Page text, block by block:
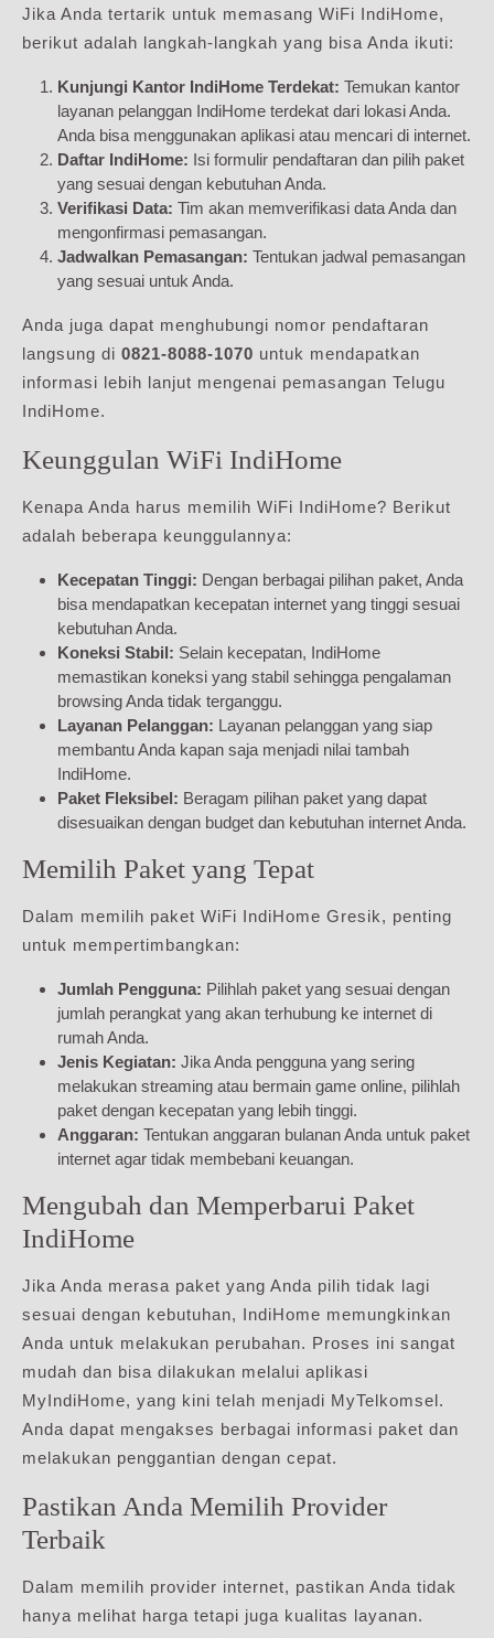
Jika Anda tertarik untuk memasang WiFi IndiHome,
berikut adalah langkah-langkah yang bisa Anda ikuti:
Kunjungi Kantor IndiHome Terdekat: Temukan kantor
layanan pelanggan IndiHome terdekat dari lokasi Anda.
Anda bisa menggunakan aplikasi atau mencari di internet.
Daftar IndiHome: Isi formulir pendaftaran dan pilih paket
yang sesuai dengan kebutuhan Anda.
Verifikasi Data: Tim akan memverifikasi data Anda dan
mengonfirmasi pemasangan.
Jadwalkan Pemasangan: Tentukan jadwal pemasangan
yang sesuai untuk Anda.
Anda juga dapat menghubungi nomor pendaftaran
langsung di 0821-8088-1070 untuk mendapatkan
informasi lebih lanjut mengenai pemasangan Telugu
IndiHome.
Keunggulan WiFi IndiHome
Kenapa Anda harus memilih WiFi IndiHome? Berikut
adalah beberapa keunggulannya:
Kecepatan Tinggi: Dengan berbagai pilihan paket, Anda
bisa mendapatkan kecepatan internet yang tinggi sesuai
kebutuhan Anda.
Koneksi Stabil: Selain kecepatan, IndiHome
memastikan koneksi yang stabil sehingga pengalaman
browsing Anda tidak terganggu.
Layanan Pelanggan: Layanan pelanggan yang siap
membantu Anda kapan saja menjadi nilai tambah
IndiHome.
Paket Fleksibel: Beragam pilihan paket yang dapat
disesuaikan dengan budget dan kebutuhan internet Anda.
Memilih Paket yang Tepat
Dalam memilih paket WiFi IndiHome Gresik, penting
untuk mempertimbangkan:
Jumlah Pengguna: Pilihlah paket yang sesuai dengan
jumlah perangkat yang akan terhubung ke internet di
rumah Anda.
Jenis Kegiatan: Jika Anda pengguna yang sering
melakukan streaming atau bermain game online, pilihlah
paket dengan kecepatan yang lebih tinggi.
Anggaran: Tentukan anggaran bulanan Anda untuk paket
internet agar tidak membebani keuangan.
Mengubah dan Memperbarui Paket
IndiHome
Jika Anda merasa paket yang Anda pilih tidak lagi
sesuai dengan kebutuhan, IndiHome memungkinkan
Anda untuk melakukan perubahan. Proses ini sangat
mudah dan bisa dilakukan melalui aplikasi
MyIndiHome, yang kini telah menjadi MyTelkomsel.
Anda dapat mengakses berbagai informasi paket dan
melakukan penggantian dengan cepat.
Pastikan Anda Memilih Provider
Terbaik
Dalam memilih provider internet, pastikan Anda tidak
hanya melihat harga tetapi juga kualitas layanan.